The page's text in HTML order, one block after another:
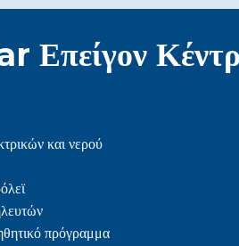
Επείγον
και νερού
πρόγραμμα